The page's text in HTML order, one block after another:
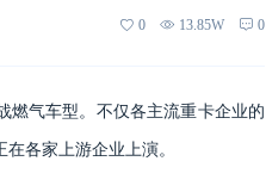
0 13.85W 0
燃气车型。不仅各主流重卡企业的
各家上游企业上演。